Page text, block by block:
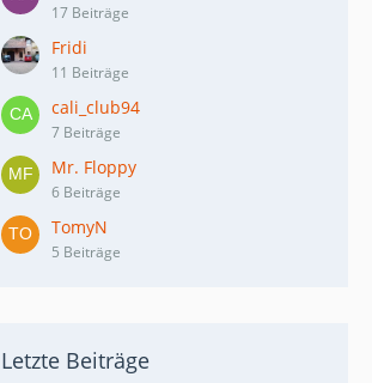
17 Beiträge
Fridi
11 Beiträge
cali_club94
7 Beiträge
Mr. Floppy
6 Beiträge
TomyN
5 Beiträge
Letzte Beiträge